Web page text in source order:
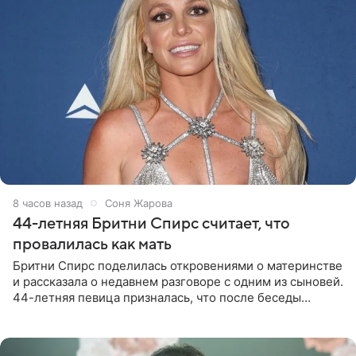
8 часов назад Соня Жарова
44-летняя Бритни Спирс считает, что
провалилась как мать
Бритни Спирс поделилась откровениями о материнстве
и рассказала о недавнем разговоре с одним из сыновей.
44-летняя певица призналась, что после беседы